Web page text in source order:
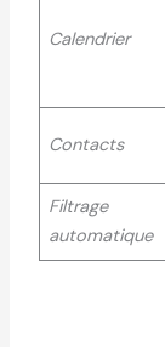
Calendrier
Contacts
Filtrage
automatique